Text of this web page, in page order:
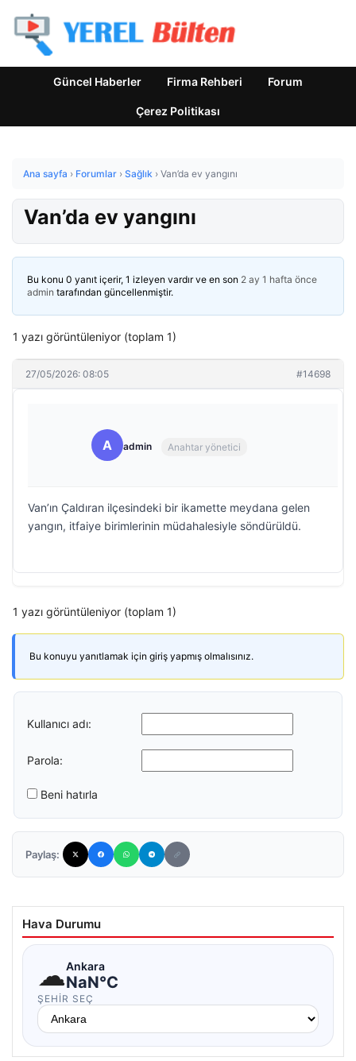
Güncel Haberler Firma Rehberi Forum
Çerez Politikası
Ana sayfa › Forumlar › Sağlık › Van’da ev yangını
Van’da ev yangını
Bu konu 0 yanıt içerir, 1 izleyen vardır ve en son 2 ay 1 hafta önce
admin tarafından güncellenmiştir.
1 yazı görüntüleniyor (toplam 1)
27/05/2026: 08:05 #14698
A admin Anahtar yönetici
Van’ın Çaldıran ilçesindeki bir ikamette meydana gelen
yangın, itfaiye birimlerinin müdahalesiyle söndürüldü.
1 yazı görüntüleniyor (toplam 1)
Bu konuyu yanıtlamak için giriş yapmış olmalısınız.
Kullanıcı adı:
Parola:
Beni hatırla
Paylaş:
Hava Durumu
☁Ankara
NaN°C
ŞEHIR SEÇ